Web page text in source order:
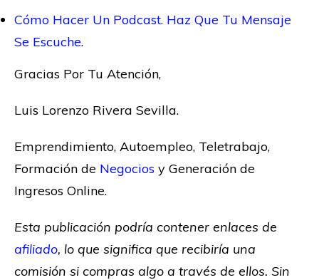
Cómo Hacer Un Podcast. Haz Que Tu Mensaje
Se Escuche.
Gracias Por Tu Atención,
Luis Lorenzo Rivera Sevilla.
Emprendimiento, Autoempleo, Teletrabajo,
Formación de Negocios y Generación de
Ingresos Online.
Esta publicación podría contener enlaces de
afiliado, lo que significa que recibiría una
comisión si compras algo a través de ellos. Sin